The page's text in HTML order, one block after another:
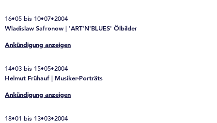
16•05 bis 10•07•2004
Wladislaw Safronow | 'ART'N'BLUES' Ölbilder
Ankündigung anzeigen
14•03 bis 15•05•2004
Helmut Frühauf | Musiker-Porträts
Ankündigung anzeigen
18•01 bis 13•03•2004